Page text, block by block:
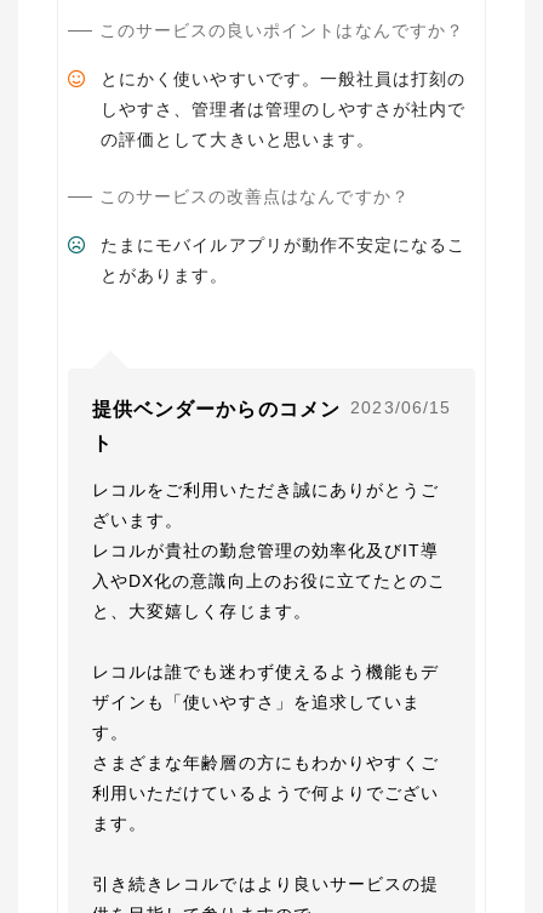
このサービスの良いポイントはなんですか？
とにかく使いやすいです。一般社員は打刻の
しやすさ、管理者は管理のしやすさが社内で
の評価として大きいと思います。
このサービスの改善点はなんですか？
たまにモバイルアプリが動作不安定になるこ
とがあります。
提供ベンダーからのコメン
ト
2023/06/15
レコルをご利用いただき誠にありがとうご
ざいます。
レコルが貴社の勤怠管理の効率化及びIT導
入やDX化の意識向上のお役に立てたとのこ
と、大変嬉しく存じます。
レコルは誰でも迷わず使えるよう機能もデ
ザインも「使いやすさ」を追求していま
す。
さまざまな年齢層の方にもわかりやすくご
利用いただけているようで何よりでござい
ます。
引き続きレコルではより良いサービスの提